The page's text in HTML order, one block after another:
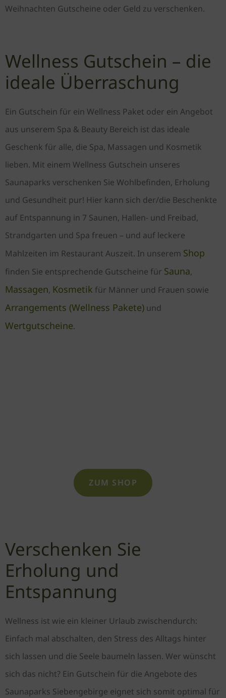
Weihnachten Gutscheine oder Geld zu verschenken.
Wellness Gutschein – die
ideale Überraschung
Ein Gutschein für ein Wellness Paket oder ein Angebot
aus unserem Spa & Beauty Bereich ist das ideale
Geschenk für alle, die Spa, Massagen und Kosmetik
lieben. Mit einem Wellness Gutschein unseres
Saunaparks verschenken Sie Wohlbefinden, Erholung
und Gesundheit pur! Hier kann sich der/die Beschenkte
auf Entspannung in 7 Saunen, Hallen- und Freibad,
Strandgarten und Spa freuen – und auf leckere
Mahlzeiten im Restaurant Auszeit. In unserem Shop
finden Sie entsprechende Gutscheine für Sauna,
Massagen, Kosmetik für Männer und Frauen sowie
Arrangements (Wellness Pakete) und
Wertgutscheine.
ZUM SHOP
Verschenken Sie
Erholung und
Entspannung
Wellness ist wie ein kleiner Urlaub zwischendurch:
Einfach mal abschalten, den Stress des Alltags hinter
sich lassen und die Seele baumeln lassen. Wer wünscht
sich das nicht? Ein Gutschein für die Angebote des
Saunaparks Siebengebirge eignet sich somit optimal für